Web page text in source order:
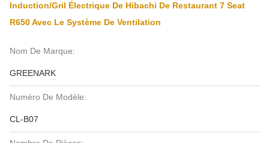
Induction/gril Électrique De Hibachi De Restaurant 7 Seat
R650 Avec Le Système De Ventilation
Nom De Marque:
GREENARK
Numéro De Modèle:
CL-B07